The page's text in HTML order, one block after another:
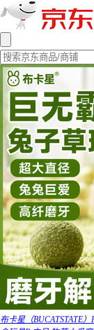
布卡星（BUCATSTATE